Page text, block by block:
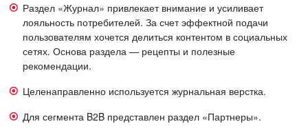
Раздел «Журнал» привлекает внимание и усиливает
лояльность потребителей. За счет эффектной подачи
пользователям хочется делиться контентом в социальных
сетях. Основа раздела — рецепты и полезные
рекомендации.
Целенаправленно используется журнальная верстка.
Для сегмента B2B представлен раздел «Партнеры».